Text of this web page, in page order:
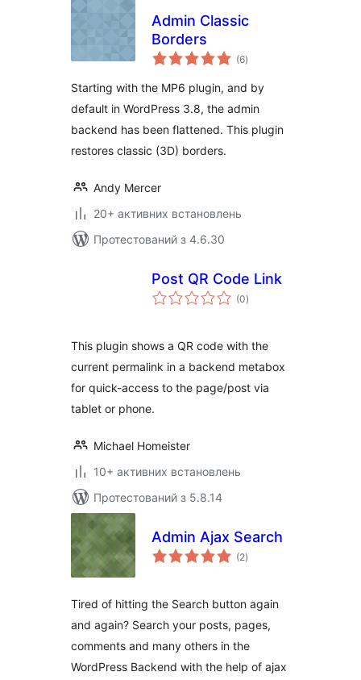
Admin Classic
Borders
(6загальний
рейтинг
)
Starting with the MP6 plugin, and by
default in WordPress 3.8, the admin
backend has been flattened. This plugin
restores classic (3D) borders.
Andy Mercer
20+ активних встановлень
Протестований з 4.6.30
Post QR Code Link
(0загальний
рейтинг
)
This plugin shows a QR code with the
current permalink in a backend metabox
for quick-access to the page/post via
tablet or phone.
Michael Homeister
10+ активних встановлень
Протестований з 5.8.14
Admin Ajax Search
(2загальний
рейтинг
)
Tired of hitting the Search button again
and again? Search your posts, pages,
comments and many others in the
WordPress Backend with the help of ajax